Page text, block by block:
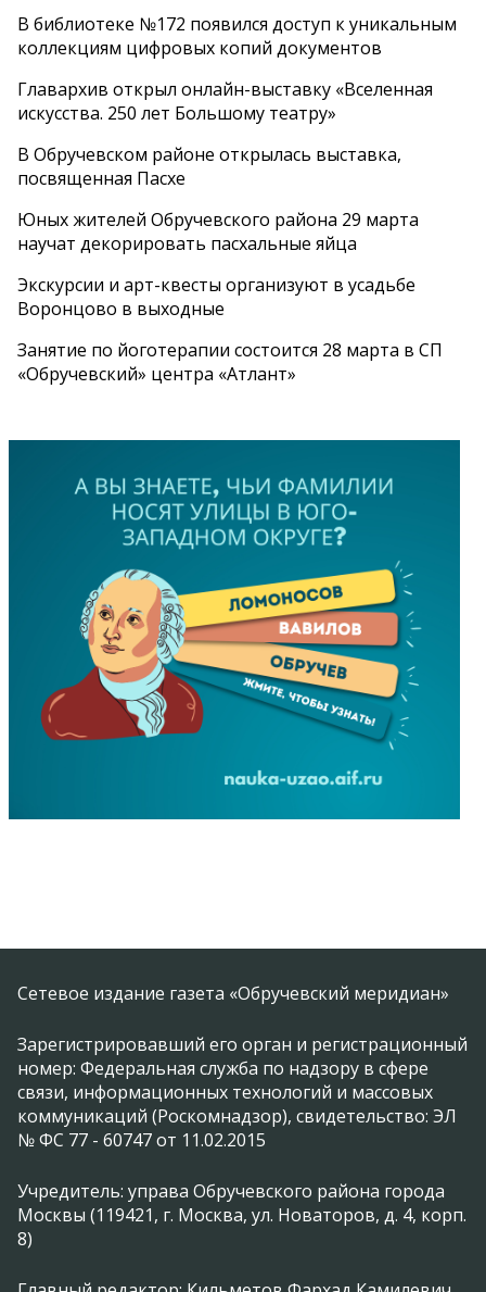
В библиотеке №172 появился доступ к уникальным
коллекциям цифровых копий документов
Главархив открыл онлайн-выставку «Вселенная
искусства. 250 лет Большому театру»
В Обручевском районе открылась выставка,
посвященная Пасхе
Юных жителей Обручевского района 29 марта
научат декорировать пасхальные яйца
Экскурсии и арт-квесты организуют в усадьбе
Воронцово в выходные
Занятие по йоготерапии состоится 28 марта в СП
«Обручевский» центра «Атлант»
Сетевое издание газета «Обручевский меридиан»
Зарегистрировавший его орган и регистрационный
номер: Федеральная служба по надзору в сфере
связи, информационных технологий и массовых
коммуникаций (Роскомнадзор), свидетельство: ЭЛ
№ ФС 77 - 60747 от 11.02.2015
Учредитель: управа Обручевского района города
Москвы (119421, г. Москва, ул. Новаторов, д. 4, корп.
8)